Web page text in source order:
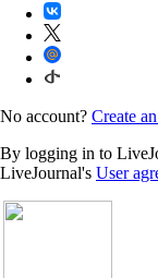
No account? Create
By logging in to
LiveJournal's User